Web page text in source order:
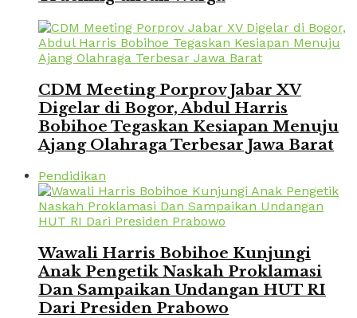
CDM Meeting Porprov Jabar XV
Digelar di Bogor, Abdul Harris
Bobihoe Tegaskan Kesiapan Menuju
Ajang Olahraga Terbesar Jawa Barat
Pendidikan
Wawali Harris Bobihoe Kunjungi
Anak Pengetik Naskah Proklamasi
Dan Sampaikan Undangan HUT RI
Dari Presiden Prabowo